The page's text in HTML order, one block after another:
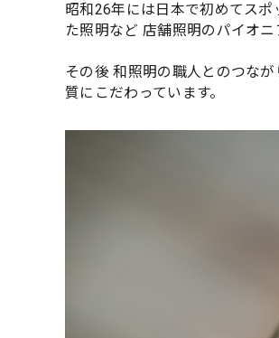
昭和26年には日本で初めてス
た照明など 店舗照明のパイオ
その後 和照明の職人とのつな
質にこだわっています。